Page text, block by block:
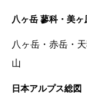
八ヶ岳 蓼科・美
八ヶ岳・赤岳・
山
日本アルプス総図